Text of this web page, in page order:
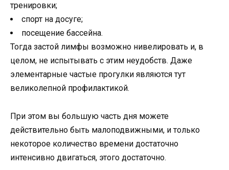
тренировки;
спорт на досуге;
посещение бассейна.
Тогда застой лимфы возможно нивелировать и, в
целом, не испытывать с этим неудобств. Даже
элементарные частые прогулки являются тут
великолепной профилактикой.
При этом вы большую часть дня можете
действительно быть малоподвижными, и только
некоторое количество времени достаточно
интенсивно двигаться, этого достаточно.